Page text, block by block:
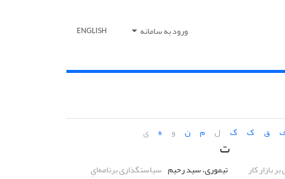
ورود به سامانه ENGLISH
ق ک گ ل م ن و ه ی
بازار کار
ت
تیموری، سید رحیم سیاست‏گذاری برنامه‌ایِ